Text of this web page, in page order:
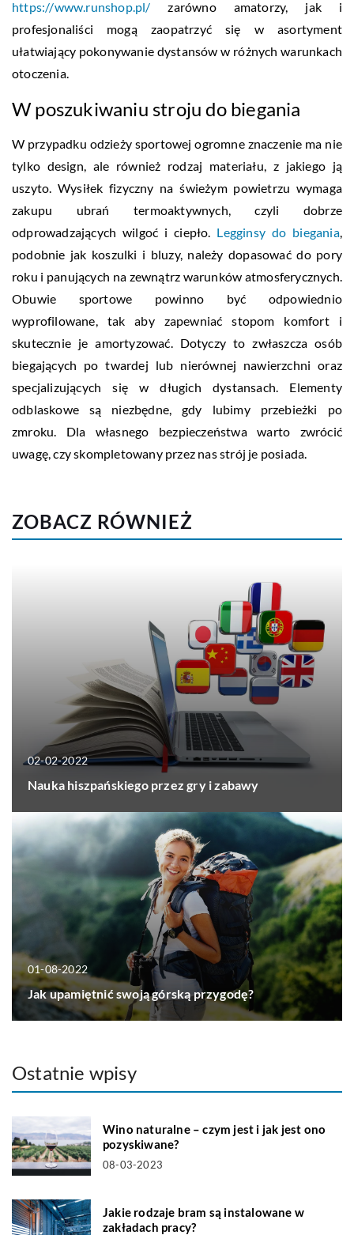
https://www.runshop.pl/ zarówno amatorzy, jak i
profesjonaliści mogą zaopatrzyć się w asortyment
ułatwiający pokonywanie dystansów w różnych warunkach
otoczenia.
W poszukiwaniu stroju do biegania
W przypadku odzieży sportowej ogromne znaczenie ma nie
tylko design, ale również rodzaj materiału, z jakiego ją
uszyto. Wysiłek fizyczny na świeżym powietrzu wymaga
zakupu ubrań termoaktywnych, czyli dobrze
odprowadzających wilgoć i ciepło. Legginsy do biegania,
podobnie jak koszulki i bluzy, należy dopasować do pory
roku i panujących na zewnątrz warunków atmosferycznych.
Obuwie sportowe powinno być odpowiednio
wyprofilowane, tak aby zapewniać stopom komfort i
skutecznie je amortyzować. Dotyczy to zwłaszcza osób
biegających po twardej lub nierównej nawierzchni oraz
specjalizujących się w długich dystansach. Elementy
odblaskowe są niezbędne, gdy lubimy przebieżki po
zmroku. Dla własnego bezpieczeństwa warto zwrócić
uwagę, czy skompletowany przez nas strój je posiada.
ZOBACZ RÓWNIEŻ
02-02-2022
Nauka hiszpańskiego przez gry i zabawy
01-08-2022
Jak upamiętnić swoją górską przygodę?
Ostatnie wpisy
Wino naturalne – czym jest i jak jest ono
pozyskiwane?
08-03-2023
Jakie rodzaje bram są instalowane w
zakładach pracy?